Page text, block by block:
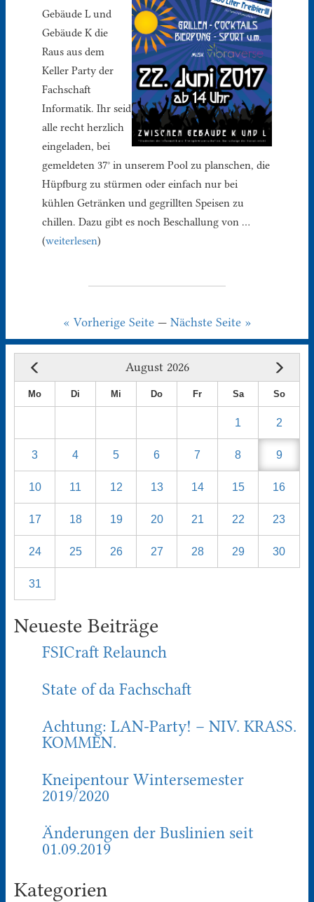
Gebäude L und
Gebäude K die
Raus aus dem
Keller Party der
Fachschaft
Informatik. Ihr seid
alle recht herzlich
eingeladen, bei
gemeldeten 37° in unserem Pool zu planschen, die
Hüpfburg zu stürmen oder einfach nur bei
kühlen Getränken und gegrillten Speisen zu
chillen. Dazu gibt es noch Beschallung von …
(weiterlesen)
« Vorherige Seite— Nächste Seite »
August 2026
Mo Di Mi Do Fr Sa So
1 2
3 4 5 6 7 8 9
10 11 12 13 14 15 16
17 18 19 20 21 22 23
24 25 26 27 28 29 30
31
Neueste Beiträge
FSICraft Relaunch
State of da Fachschaft
Achtung: LAN-Party! – NIV. KRASS.
KOMMEN.
Kneipentour Wintersemester
2019/2020
Änderungen der Buslinien seit
01.09.2019
Kategorien